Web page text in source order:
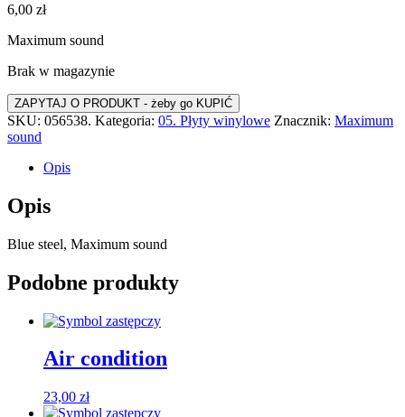
6,00 zł
Maximum sound
Brak w magazynie
SKU: 056538. Kategoria: 05. Płyty winylowe Znacznik: Maximum
sound
Opis
Opis
Blue steel, Maximum sound
Podobne produkty
Air condition
23,00 zł